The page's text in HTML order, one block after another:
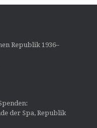
Republik 1936–
der Spa, Republik